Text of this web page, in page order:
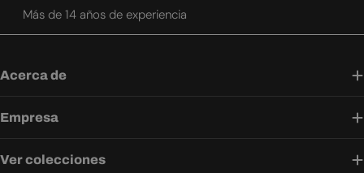
Más de 14 años de experiencia
Acerca de
Empresa
Ver colecciones